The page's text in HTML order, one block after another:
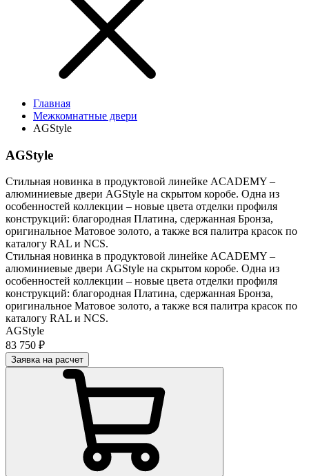
Главная
Межкомнатные двери
AGStyle
AGStyle
Стильная новинка в продуктовой линейке ACADEMY –
алюминиевые двери AGStyle на скрытом коробе. Одна из
особенностей коллекции – новые цвета отделки профиля
конструкций: благородная Платина, сдержанная Бронза,
оригинальное Матовое золото, а также вся палитра красок по
каталогу RAL и NCS.
Стильная новинка в продуктовой линейке ACADEMY –
алюминиевые двери AGStyle на скрытом коробе. Одна из
особенностей коллекции – новые цвета отделки профиля
конструкций: благородная Платина, сдержанная Бронза,
оригинальное Матовое золото, а также вся палитра красок по
каталогу RAL и NCS.
AGStyle
83 750 ₽
Заявка на расчет